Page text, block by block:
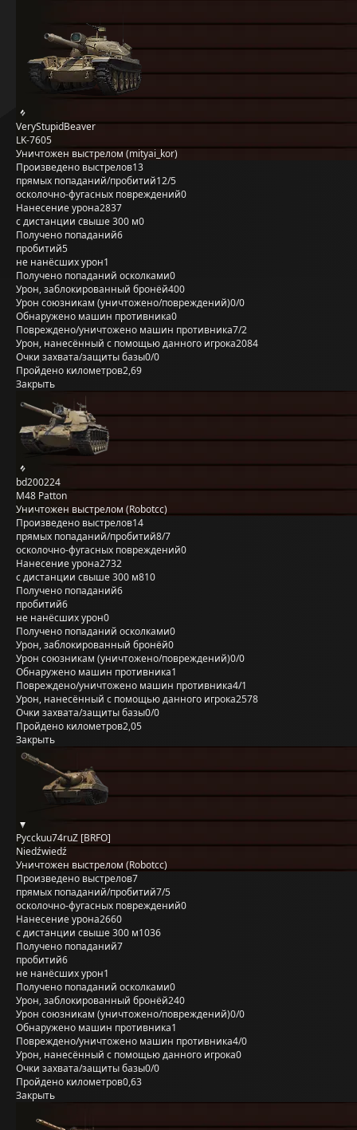
VeryStupidBeaver
LK-7605
Уничтожен выстрелом (mityai_kor)
Произведено выстрелов13
прямых попаданий/пробитий12/5
осколочно-фугасных повреждений0
Нанесение урона2837
с дистанции свыше 300 м0
Получено попаданий6
пробитий5
не нанёсших урон1
Получено попаданий осколками0
Урон, заблокированный бронёй400
Урон союзникам (уничтожено/повреждений)0/0
Обнаружено машин противника0
Повреждено/уничтожено машин противника7/2
Урон, нанесённый с помощью данного игрока2084
Очки захвата/защиты базы0/0
Пройдено километров2,69
Закрыть
bd200224
M48 Patton
Уничтожен выстрелом (Robotcc)
Произведено выстрелов14
прямых попаданий/пробитий8/7
осколочно-фугасных повреждений0
Нанесение урона2732
с дистанции свыше 300 м810
Получено попаданий6
пробитий6
не нанёсших урон0
Получено попаданий осколками0
Урон, заблокированный бронёй0
Урон союзникам (уничтожено/повреждений)0/0
Обнаружено машин противника1
Повреждено/уничтожено машин противника4/1
Урон, нанесённый с помощью данного игрока2578
Очки захвата/защиты базы0/0
Пройдено километров2,05
Закрыть
Pycckuu74ruZ [BRFO]
Niedźwiedź
Уничтожен выстрелом (Robotcc)
Произведено выстрелов7
прямых попаданий/пробитий7/5
осколочно-фугасных повреждений0
Нанесение урона2660
с дистанции свыше 300 м1036
Получено попаданий7
пробитий6
не нанёсших урон1
Получено попаданий осколками0
Урон, заблокированный бронёй240
Урон союзникам (уничтожено/повреждений)0/0
Обнаружено машин противника1
Повреждено/уничтожено машин противника4/0
Урон, нанесённый с помощью данного игрока0
Очки захвата/защиты базы0/0
Пройдено километров0,63
Закрыть